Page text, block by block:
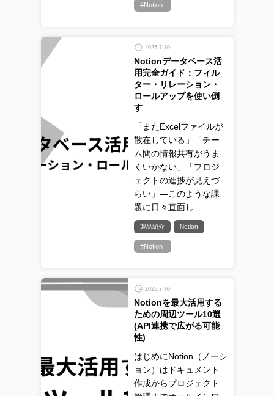
#Notion
2025.7.30
Notionデータベース活
用完全ガイド：フィル
ター・リレーション・
ロールアップを使い倒
す
「またExcelファイルが
散在している」「チー
ム間の情報共有がうま
くいかない」「プロジ
ェクトの進捗が見えづ
らい」—このような課
題に日々直面し…
製品紹介 Notion
#Notion
2025.7.30
Notionを最大活用する
ための周辺ツール10選
(API連携で広がる可能
性)
はじめにNotion（ノーシ
ョン）はドキュメント
作成からプロジェクト